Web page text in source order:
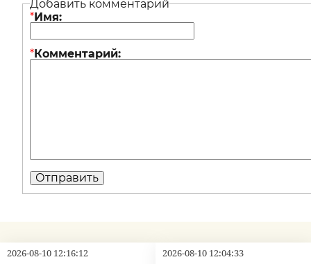
Добавить комментарий
* Имя:
* Комментарий:
2026-08-10 12:16:12 2026-08-10 12:04:33